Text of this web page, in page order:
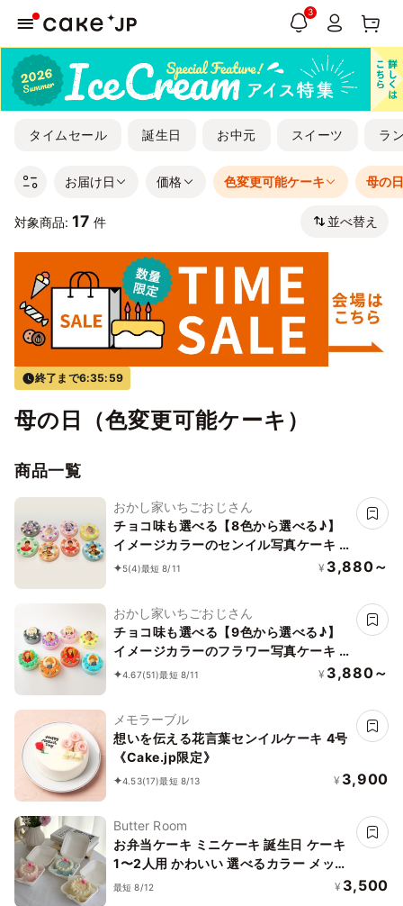
3
タイムセール 誕生日 お中元 スイーツ ラ
お届け日 価格 色変更可能ケーキ 母の
対象商品: 17 件 並べ替え
終了まで6:35:59
母の日（色変更可能ケーキ）
商品一覧
おかし家いちごおじさん
チョコ味も選べる【8色から選べる♪】
イメージカラーのセンイル写真ケーキ 3
号 1～2名様向け
5(4)最短 8/11 ¥ 3,880～
おかし家いちごおじさん
チョコ味も選べる【9色から選べる♪】
イメージカラーのフラワー写真ケーキ 3
号 1～2名様向け
4.67(51)最短 8/11 ¥ 3,880～
メモラーブル
想いを伝える花言葉センイルケーキ 4号
《Cake.jp限定》
4.53(17)最短 8/13 ¥ 3,900
Butter Room
お弁当ケーキ ミニケーキ 誕生日 ケーキ
1〜2人用 かわいい 選べるカラー メッセ
ージ対応
最短 8/12 ¥ 3,500